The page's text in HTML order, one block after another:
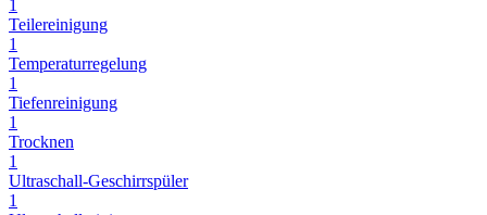
1
Teilereinigung
1
Temperaturregelung
1
Tiefenreinigung
1
Trocknen
1
Ultraschall-Geschirrspüler
1